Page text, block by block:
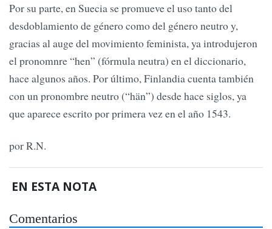
Por su parte, en Suecia se promueve el uso tanto del
desdoblamiento de género como del género neutro y,
gracias al auge del movimiento feminista, ya introdujeron
el pronomnre “hen” (fórmula neutra) en el diccionario,
hace algunos años. Por último, Finlandia cuenta también
con un pronombre neutro (“hän”) desde hace siglos, ya
que aparece escrito por primera vez en el año 1543.
por R.N.
EN ESTA NOTA
Comentarios